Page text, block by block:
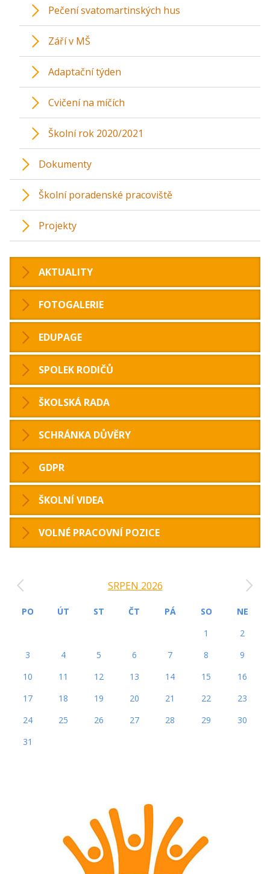
Pečení svatomartinských hus
Září v MŠ
Adaptační týden
Cvičení na míčích
Školní rok 2020/2021
Dokumenty
Školní poradenské pracoviště
Projekty
AKTUALITY
FOTOGALERIE
EDUPAGE
SPOLEK RODIČŮ
ŠKOLSKÁ RADA
SCHRÁNKA DŮVĚRY
GDPR
ŠKOLNÍ VIDEA
VOLNÉ PRACOVNÍ POZICE
SRPEN 2026
PO ÚT ST ČT PÁ SO
NE
1
2
3
4 5 6 7 8
9
10
11 12 13 14 15
16
17
18 19 20 21 22
23
24
25 26 27 28 29
30
31